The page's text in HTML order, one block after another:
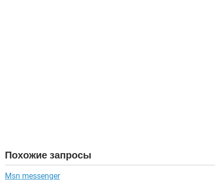
Похожие запросы
Msn messenger